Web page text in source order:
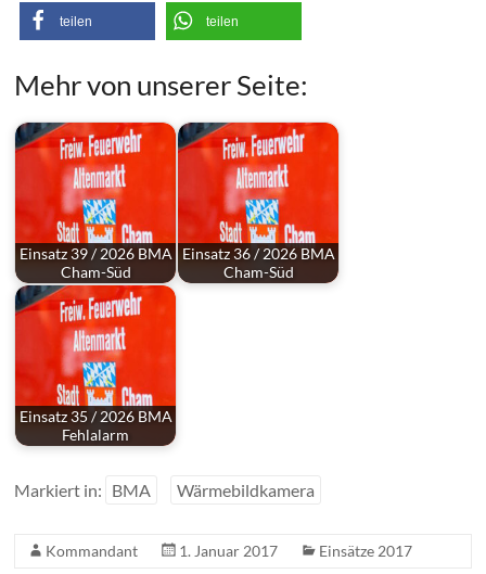
teilen teilen
Mehr von unserer Seite:
Einsatz 39 / 2026 BMA
Cham-Süd
Einsatz 36 / 2026 BMA
Cham-Süd
Einsatz 35 / 2026 BMA
Fehlalarm
Markiert in: BMA Wärmebildkamera
Kommandant 1. Januar 2017 Einsätze 2017